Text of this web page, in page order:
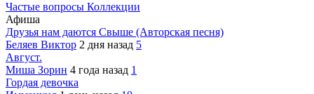
Частые вопросы Коллекции
Афиша
Друзья нам даются Свыше (Авторская песня)
Беляев Виктор 2 дня назад 5
Август.
Миша Зорин 4 года назад 1
Гордая девочка